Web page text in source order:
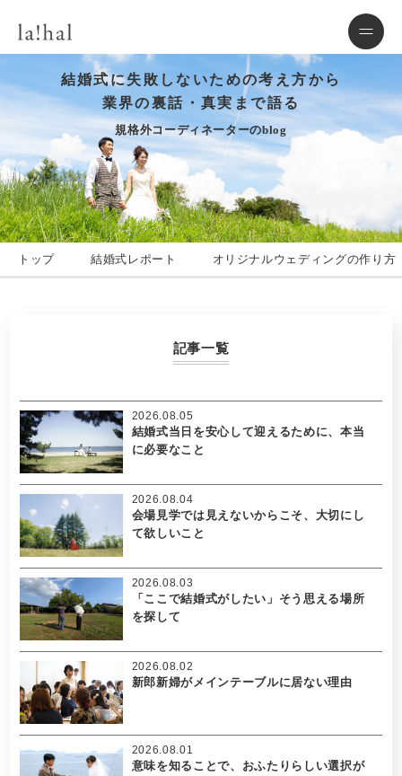
結婚式に失敗しないための考え方から
業界の裏話・真実まで語る
規格外コーディネーターのblog
トップ 結婚式レポート オリジナルウェディングの作り方
記事一覧
結婚式当日を安心して迎えるために、本当
に必要なこと
2026.08.05
会場見学では見えないからこそ、大切にし
て欲しいこと
2026.08.04
「ここで結婚式がしたい」そう思える場所
を探して
2026.08.03
新郎新婦がメインテーブルに居ない理由
2026.08.02
意味を知ることで、おふたりらしい選択が
2026.08.01